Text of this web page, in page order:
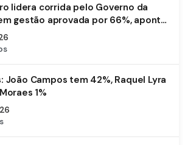
lidera corrida pelo Governo da
gestão aprovada por 66%, aponta
João Campos tem 42%, Raquel Lyra
1%